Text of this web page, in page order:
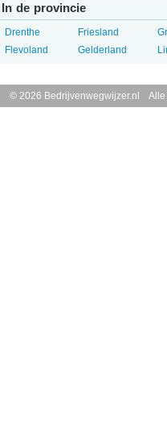
In de provincie
Drenthe
Flevoland
Friesland
Gelderland
© 2026 Bedrijvenwegwijzer.nl Alle